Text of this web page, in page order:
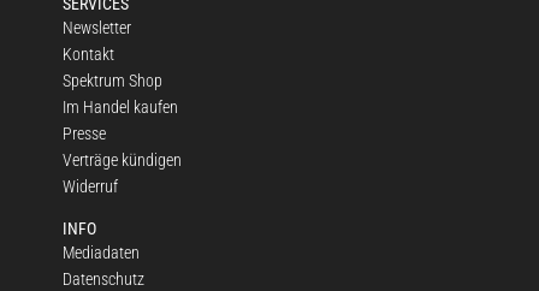
SERVICES
Newsletter
Kontakt
Spektrum Shop
Im Handel kaufen
Presse
Verträge kündigen
Widerruf
INFO
Mediadaten
Datenschutz